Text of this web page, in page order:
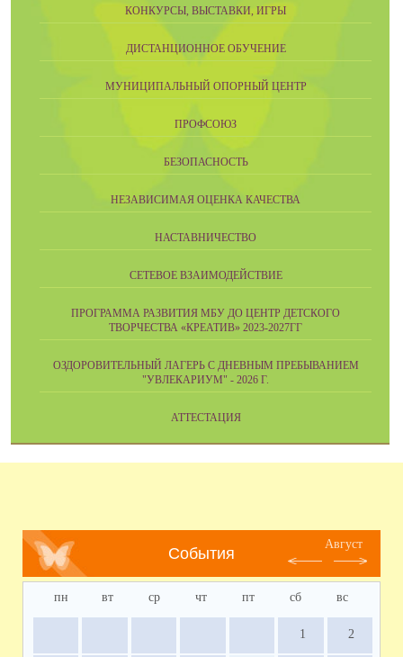
КОНКУРСЫ, ВЫСТАВКИ, ИГРЫ
ДИСТАНЦИОННОЕ ОБУЧЕНИЕ
МУНИЦИПАЛЬНЫЙ ОПОРНЫЙ ЦЕНТР
ПРОФСОЮЗ
БЕЗОПАСНОСТЬ
НЕЗАВИСИМАЯ ОЦЕНКА КАЧЕСТВА
НАСТАВНИЧЕСТВО
СЕТЕВОЕ ВЗАИМОДЕЙСТВИЕ
ПРОГРАММА РАЗВИТИЯ МБУ ДО ЦЕНТР ДЕТСКОГО
ТВОРЧЕСТВА «КРЕАТИВ» 2023-2027ГГ
ОЗДОРОВИТЕЛЬНЫЙ ЛАГЕРЬ С ДНЕВНЫМ ПРЕБЫВАНИЕМ
"УВЛЕКАРИУМ" - 2026 Г.
АТТЕСТАЦИЯ
События
Август
пн вт ср чт пт сб вс
1 2